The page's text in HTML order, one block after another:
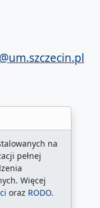
na
pełnej
Więcej
oraz RODO.